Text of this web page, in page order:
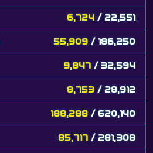
6,724 / 22,551
55,909 / 186,250
9,847 / 32,594
8,753 / 28,912
188,288 / 620,140
85,717 / 281,308